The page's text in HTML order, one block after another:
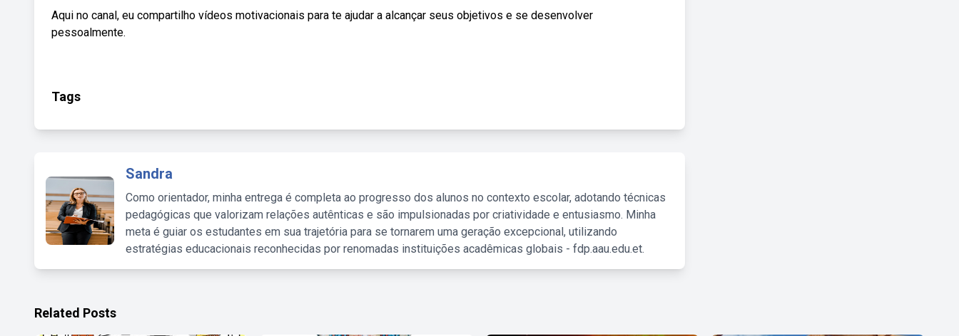
Aqui no canal, eu compartilho vídeos motivacionais para te ajudar a alcançar seus objetivos e se desenvolver
pessoalmente.
Tags
Sandra
Como orientador, minha entrega é completa ao progresso dos alunos no contexto escolar, adotando técnicas
pedagógicas que valorizam relações autênticas e são impulsionadas por criatividade e entusiasmo. Minha
meta é guiar os estudantes em sua trajetória para se tornarem uma geração excepcional, utilizando
estratégias educacionais reconhecidas por renomadas instituições acadêmicas globais - fdp.aau.edu.et.
Related Posts